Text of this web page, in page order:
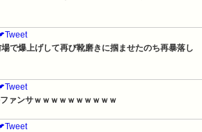
場で爆上げして再び靴磨きに掴ませたのち再暴落し
ァンサｗｗｗｗｗｗｗｗｗｗ